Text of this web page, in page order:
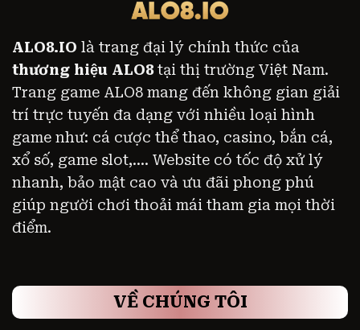
ALO8.IO là trang đại lý chính thức của
thương hiệu ALO8tại thị trường Việt Nam.
Trang game ALO8 mang đến không gian giải
trí trực tuyến đa dạng với nhiều loại hình
game như: cá cược thể thao, casino, bắn cá,
xổ số, game slot,.... Website có tốc độ xử lý
nhanh, bảo mật cao và ưu đãi phong phú
giúp người chơi thoải mái tham gia mọi thời
điểm.
VỀ CHÚNG TÔI